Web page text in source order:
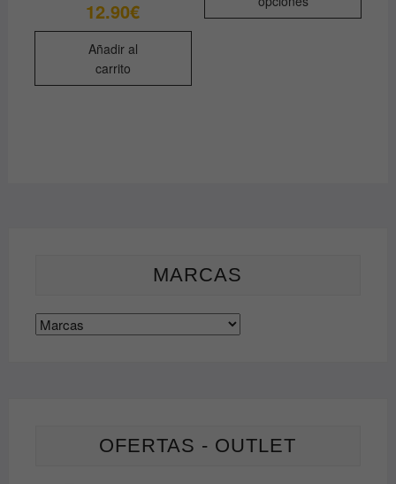
12.90€
Añadir al
carrito
MARCAS
OFERTAS - OUTLET